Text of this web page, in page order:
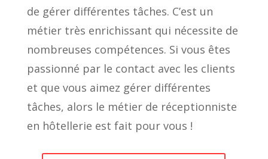
de gérer différentes tâches. C’est un
métier très enrichissant qui nécessite de
nombreuses compétences. Si vous êtes
passionné par le contact avec les clients
et que vous aimez gérer différentes
tâches, alors le métier de réceptionniste
en hôtellerie est fait pour vous !